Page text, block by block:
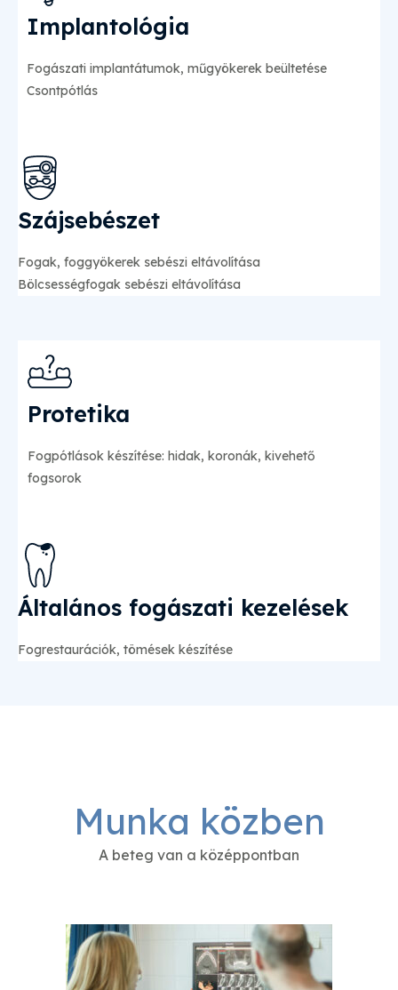
Implantológia
Fogászati implantátumok, műgyökerek beültetése
Csontpótlás
Szájsebészet
Fogak, foggyökerek sebészi eltávolítása
Bölcsességfogak sebészi eltávolítása
Protetika
Fogpótlások készítése: hidak, koronák, kivehető
fogsorok
Általános fogászati kezelések
Fogrestaurációk, tömések készítése
Munka közben
A beteg van a középpontban